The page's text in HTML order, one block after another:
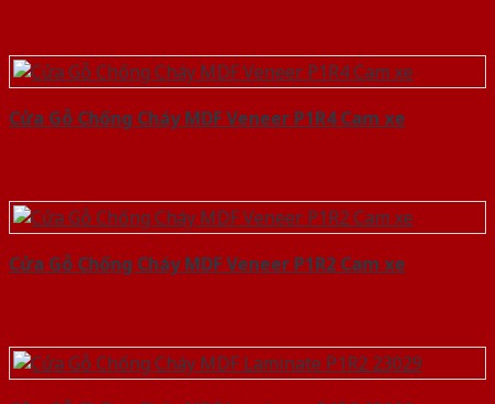
Cửa Gỗ Chống Cháy MDF Veneer P1R4 Cam xe
Cửa Gỗ Chống Cháy MDF Veneer P1R2 Cam xe